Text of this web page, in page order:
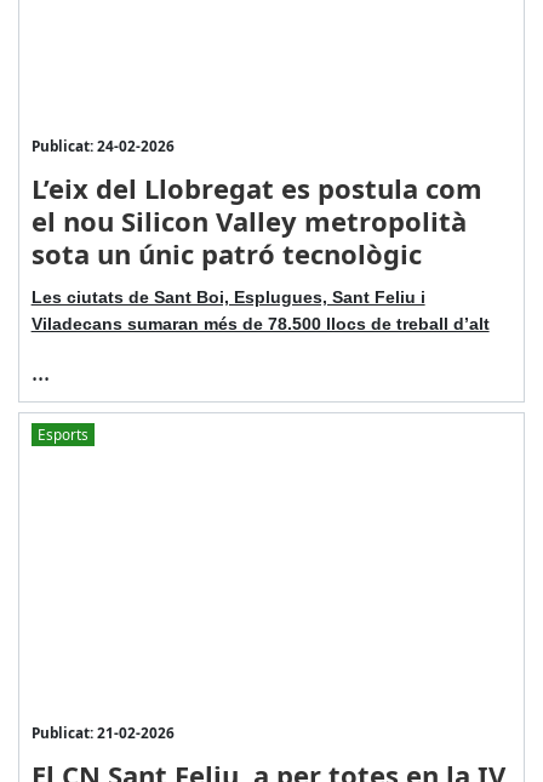
Publicat: 24-02-2026
L’eix del Llobregat es postula com
el nou Silicon Valley metropolità
sota un únic patró tecnològic
Les ciutats de Sant Boi, Esplugues, Sant Feliu i
Viladecans sumaran més de 78.500 llocs de treball d’alt
...
Esports
Publicat: 21-02-2026